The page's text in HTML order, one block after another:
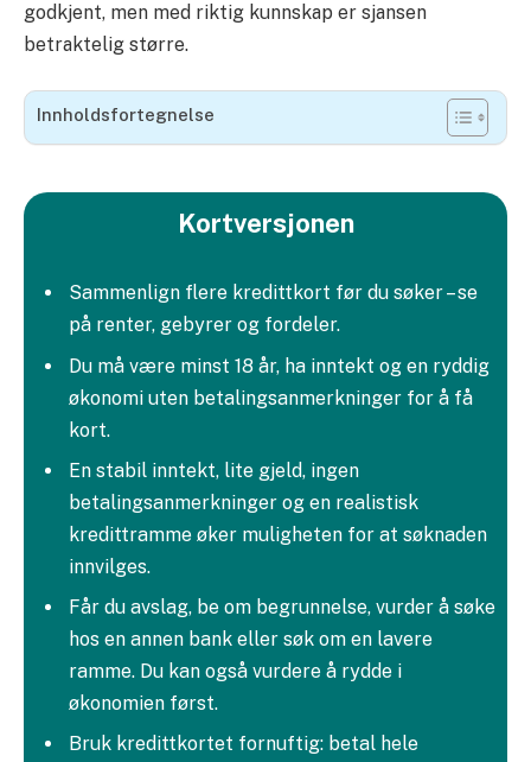
godkjent, men med riktig kunnskap er sjansen
betraktelig større.
Innholdsfortegnelse
Kortversjonen
Sammenlign flere kredittkort før du søker – se
på renter, gebyrer og fordeler.
Du må være minst 18 år, ha inntekt og en ryddig
økonomi uten betalingsanmerkninger for å få
kort.
En stabil inntekt, lite gjeld, ingen
betalingsanmerkninger og en realistisk
kredittramme øker muligheten for at søknaden
innvilges.
Får du avslag, be om begrunnelse, vurder å søke
hos en annen bank eller søk om en lavere
ramme. Du kan også vurdere å rydde i
økonomien først.
Bruk kredittkortet fornuftig: betal hele